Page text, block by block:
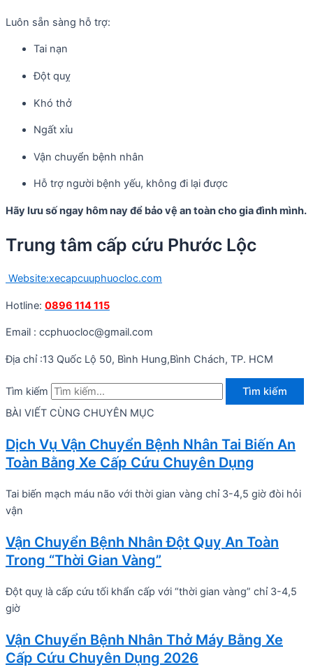
Luôn sẵn sàng hỗ trợ:
Tai nạn
Đột quỵ
Khó thở
Ngất xỉu
Vận chuyển bệnh nhân
Hỗ trợ người bệnh yếu, không đi lại được
Hãy lưu số ngay hôm nay để bảo vệ an toàn cho gia đình mình.
Trung tâm cấp cứu Phước Lộc
Website:xecapcuuphuocloc.com
Hotline: 0896 114 115
Email : ccphuocloc@gmail.com
Địa chỉ :13 Quốc Lộ 50, Bình Hung,Bình Chách, TP. HCM
Tìm kiếm
Tìm kiếm
BÀI VIẾT CÙNG CHUYÊN MỤC
Dịch Vụ Vận Chuyển Bệnh Nhân Tai Biến An
Toàn Bằng Xe Cấp Cứu Chuyên Dụng
Tai biến mạch máu não với thời gian vàng chỉ 3-4,5 giờ đòi hỏi
vận
Vận Chuyển Bệnh Nhân Đột Quỵ An Toàn
Trong “Thời Gian Vàng”
Đột quỵ là cấp cứu tối khẩn cấp với “thời gian vàng” chỉ 3-4,5
giờ
Vận Chuyển Bệnh Nhân Thở Máy Bằng Xe
Cấp Cứu Chuyên Dụng 2026